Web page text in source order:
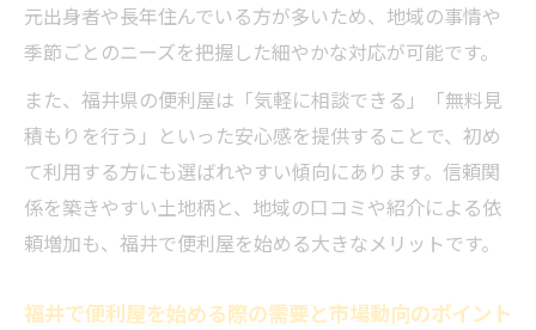
意点
独立開業を目指す方へ便利屋福井県のヒント
福井県で便利屋独立開業に役立つポイント
を紹介
の傾向
元出身者や長年住んでいる方が多いため、地域の事情や
季節ごとのニーズを把握した細やかな対応が可能です。
また、福井県の便利屋は「気軽に相談できる」「無料見
積もりを行う」といった安心感を提供することで、初め
て利用する方にも選ばれやすい傾向にあります。信頼関
係を築きやすい土地柄と、地域の口コミや紹介による依
頼増加も、福井で便利屋を始める大きなメリットです。
福井で便利屋を始める際の需要と市場動向のポイント